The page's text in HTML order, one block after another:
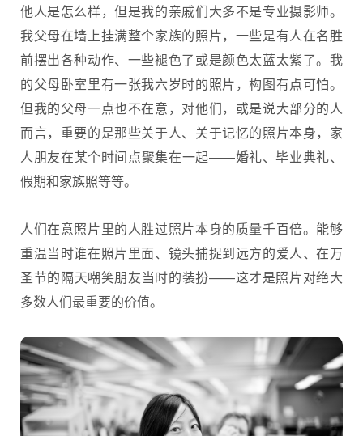
他人是怎么样，但是我的亲戚们大多不是专业摄影师。
我父母在墙上挂满整个家族的照片，一些是有人在名胜
前摆出各种动作、一些褪色了或是颜色太蓝太紫了。我
的父母卧室里有一张我六岁时的照片，构图有点可怕。
但我的父母一点也不在意，对他们，或是说大部分的人
而言，重要的是那些关于人、关于记忆的照片本身，家
人朋友在某个时间点聚集在一起——婚礼、毕业典礼、
假期和家族照等等。
人们在意照片里的人胜过照片本身的质量千百倍。能够
重温当时谁在照片里面、镜头捕捉到远方的爱人、在万
圣节的隔天嘲笑朋友当时的装扮——这才是照片对绝大
多数人们最重要的价值。